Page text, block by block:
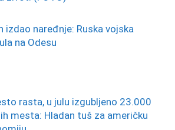
izdao naređnje: Ruska vojska
na Odesu
rasta, u julu izgubljeno 23.000
mesta: Hladan tuš za američku